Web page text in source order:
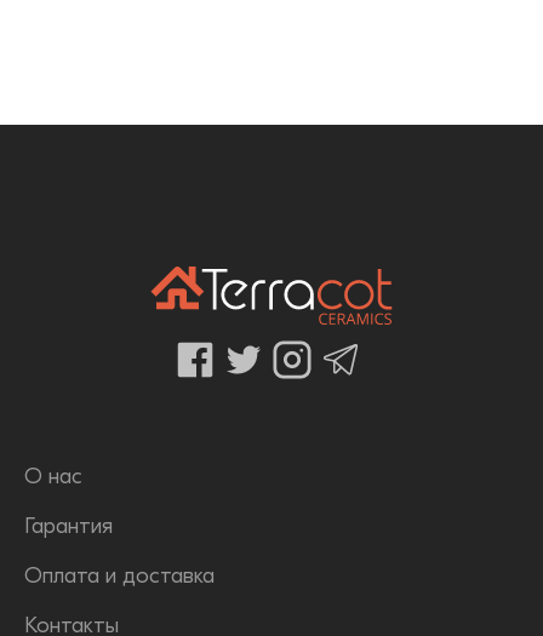
О нас
Гарантия
Оплата и доставка
Контакты